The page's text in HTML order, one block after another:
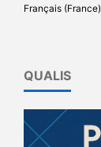
Français (France)
QUALIS